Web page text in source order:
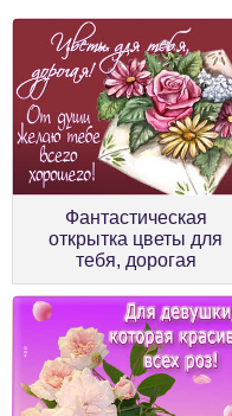
Фантастическая
открытка цветы для
тебя, дорогая